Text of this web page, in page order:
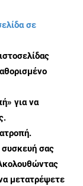
σε
για να
συσκευή σας
μετατρέψετε